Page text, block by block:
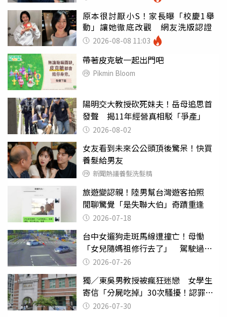
原本很討厭小S！家長曝「校慶1舉
動」讓她徹底改觀 網友洗版認證
2026-08-08 11:03
帶著皮克敏一起出門吧
Pikmin Bloom
陽明交大教授砍死妹夫！岳母追思首
發聲 揭11年經營真相駁「爭產」
2026-08-02
女友看到未來公公頭頂後驚呆！快買
養髮給男友
新聞熱議養髮洗髮精
旅遊變認親！陸男幫台灣遊客拍照
閒聊驚覺「是失聯大伯」奇蹟重逢
2026-07-18
台中女遛狗走斑馬線遭撞亡！母慟
「女兒隨媽祖修行去了」 駕駛過失
致死判9月
2026-07-26
獨／東吳男教授被瘋狂迷戀 女學生
寄信「分屍吃掉」30次騷擾！認罪免
關 2026-07-30